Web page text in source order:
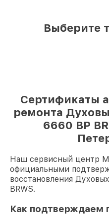
Выберите
Сертификаты
ремонта
6660 BP
Наш сервисный центр
официальными
восстановления
BRWS.
Как подтверждаем